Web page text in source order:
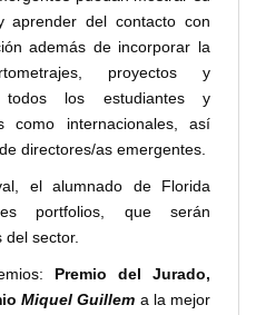
aprender del contacto con
además de incorporar la
proyectos y
todos los estudiantes y
como internacionales, así
de directores/as emergentes.
el alumnado de Florida
portfolios, que serán
del sector.
Premio del Jurado,
Miquel Guillem a la mejor